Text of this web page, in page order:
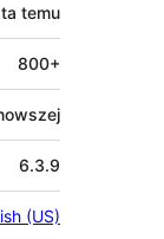
temu
800+
6.3.9
(US)